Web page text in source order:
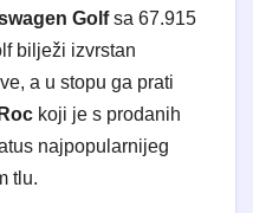
Golfsa 67.915
bilježi izvrstan
a u stopu ga prati
koji je s prodanih
najpopularnijeg
tlu.